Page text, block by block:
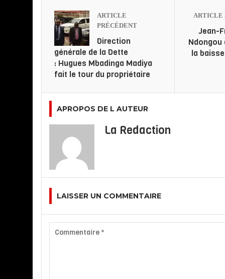
ARTICLE
PRÉCÉDENT
Direction
générale de la Dette
: Hugues Mbadinga Madiya
fait le tour du propriétaire
ARTICLE
Jean-
Ndongou
la
APROPOS DE L AUTEUR
La Redaction
LAISSER UN COMMENTAIRE